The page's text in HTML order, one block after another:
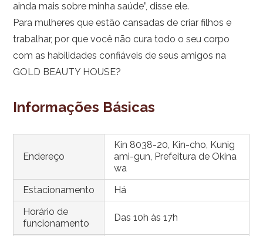
ainda mais sobre minha saúde”, disse ele.
Para mulheres que estão cansadas de criar filhos e
trabalhar, por que você não cura todo o seu corpo
com as habilidades confiáveis de seus amigos na
GOLD BEAUTY HOUSE?
Informações Básicas
Endereço
Kin 8038-20, Kin-cho, Kunig
ami-gun, Prefeitura de Okina
wa
Estacionamento
Há
Horário de
funcionamento
Das 10h às 17h